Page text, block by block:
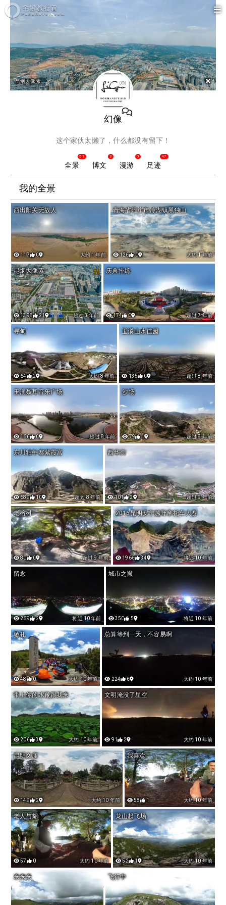
昆烟大像素
幻像
这个家伙太懒了，什么都没有留下！
51
全景
3
博文
0
漫游
47
足迹
我的全景
西出阳关无故人
117 0 大约 1 年前
青海省茫崖市冷湖镇黑独山
126 0 大约 1 年前
昆烟大像素 精
1398 21 超过 3 年前
庆典排练
174 0 超过 7 年前
寻甸
64 2 大约 8 年前
玉溪山水佳园
135 0 超过 8 年前
玉溪聂耳音乐广场
166 0 超过 8 年前
沙场
79 1 超过 8 年前
东川牯牛寨紫霞宫
689 10 超过 8 年前
西华街
101 2 超过 9 年前
老榕树
80 0 超过 9 年前
2016昆明安宁越野摩托车大赛
1966 34 将近 10 年前
留念
269 2 将近 10 年前
城市之巅
350 5 将近 10 年前
敬礼
48 0 大约 10 年前
总算等到一天，不容易啊
224 6 大约 10 年前
带上你的水靴跟我来
206 3 大约 10 年前
文明淹没了星空
91 2 大约 10 年前
昆明文庙
149 2 大约 10 年前
我喜欢
58 1 大约 10 年前
老人与貂
57 0 大约 10 年前
龙山起飞场
52 1 大约 10 年前
来来来 飞行中